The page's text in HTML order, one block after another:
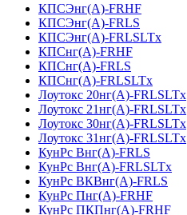
КПСЭнг(А)-FRHF
КПСЭнг(А)-FRLS
КПСЭнг(А)-FRLSLTx
КПСнг(А)-FRHF
КПСнг(А)-FRLS
КПСнг(А)-FRLSLTx
Лоутокс 20нг(А)-FRLSLTx
Лоутокс 21нг(А)-FRLSLTx
Лоутокс 30нг(А)-FRLSLTx
Лоутокс 31нг(А)-FRLSLTx
КунРс Внг(А)-FRLS
КунРс Внг(А)-FRLSLTx
КунРс ВКВнг(А)-FRLS
КунРс Пнг(А)-FRHF
КунРс ПКПнг(А)-FRHF